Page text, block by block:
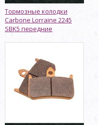
Тормозные колодки
Carbone Lorraine 2245
SBK5 передние